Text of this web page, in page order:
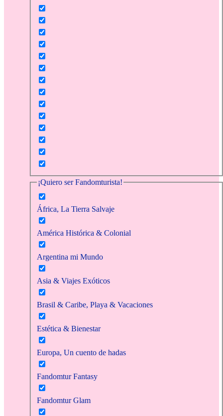
¡Quiero ser Fandomturista!
África, La Tierra Salvaje
América Histórica & Colonial
Argentina mi Mundo
Asia & Viajes Exóticos
Brasil & Caribe, Playa & Vacaciones
Estética & Bienestar
Europa, Un cuento de hadas
Fandomtur Fantasy
Fandomtur Glam